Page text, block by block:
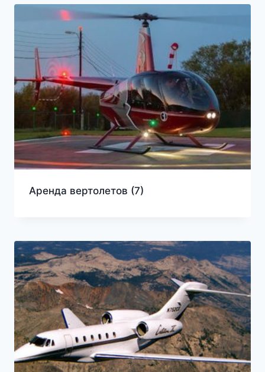
Аренда вертолетов (7)